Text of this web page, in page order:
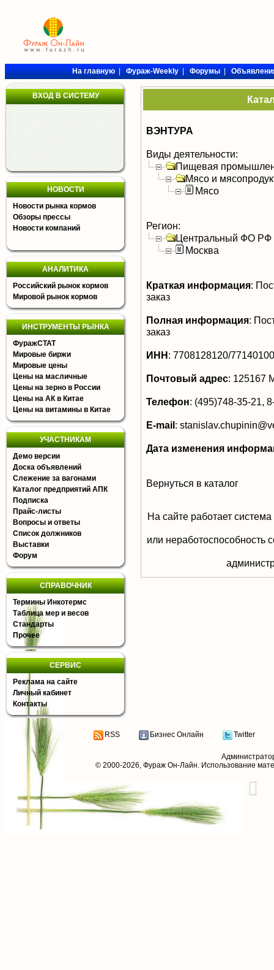
На главную|Фураж-Weekly|Форумы|
ВХОД В СИСТЕМУ
НОВОСТИ
Новости рынка кормов
Обзоры прессы
Новости компаний
АНАЛИТИКА
Российский рынок кормов
Мировой рынок кормов
ИНСТРУМЕНТЫ РЫНКА
ФуражСТАТ
Мировые биржи
Мировые цены
Цены на масличные
Цены на зерно в России
Цены на АК в Китае
Цены на витамины в Китае
УЧАСТНИКАМ
Демо версии
Доска объявлений
Слежение за вагонами
Каталог предприятий АПК
Подписка
Прайс-листы
Вопросы и ответы
Список должников
Выставки
Форум
СПРАВОЧНИК
Термины Инкотермс
Таблица мер и весов
Стандарты
Прочее
СЕРВИС
Реклама на сайте
Личный кабинет
Контакты
ВЭНТУРА
Виды деятельности:
Пищевая
Мясо и
Мясо
Регион:
Центральный ФО РФ
Москва
Краткая информация:
заказ
Полная информация:
заказ
ИНН: 7708128120/
Почтовый адрес: 125167
Телефон: (495)748-35-21,
E-mail:
Дата изменения
Вернуться в каталог
На сайте работает
или неработоспособность
RSS Бизнес Онлайн Twitter
© 2000-2026, Фураж Он-Лайн. Использование